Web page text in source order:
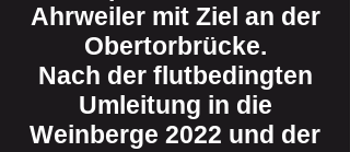
Ahrweiler mit Ziel an der
Obertorbrücke.
Nach der flutbedingten
Umleitung in die
Weinberge 2022 und der